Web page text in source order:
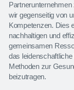
wir gegenseitig von
Kompetenzen. Dies
nachhaltigen und
gemeinsamen
das
Methoden zur
beizutragen.